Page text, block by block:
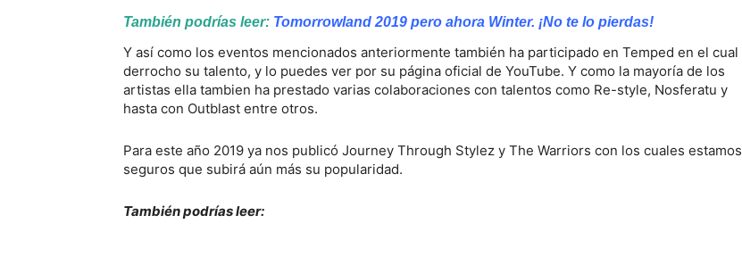
También podrías leer: Tomorrowland 2019 pero ahora Winter. ¡No te lo pierdas!
Y así como los eventos mencionados anteriormente también ha participado en Temped en el cual
derrocho su talento, y lo puedes ver por su página oficial de YouTube. Y como la mayoría de los
artistas ella tambien ha prestado varias colaboraciones con talentos como Re-style, Nosferatu y
hasta con Outblast entre otros.
Para este año 2019 ya nos publicó Journey Through Stylez y The Warriors con los cuales estamos
seguros que subirá aún más su popularidad.
También podrías leer: